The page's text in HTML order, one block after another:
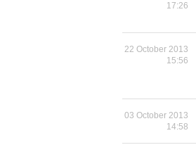
17:26
22 October 2013
15:56
03 October 2013
14:58